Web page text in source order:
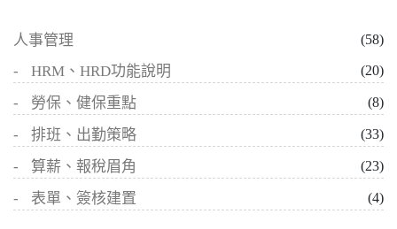
人事管理 (58)
HRM、HRD功能說明 (20)
勞保、健保重點 (8)
排班、出勤策略 (33)
算薪、報稅眉角 (23)
表單、簽核建置 (4)